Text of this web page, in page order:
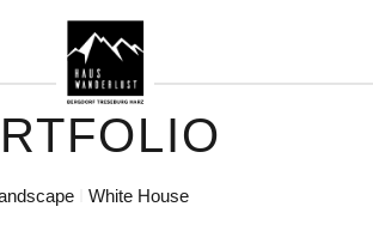
White House